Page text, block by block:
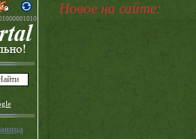
Новое на сайте: